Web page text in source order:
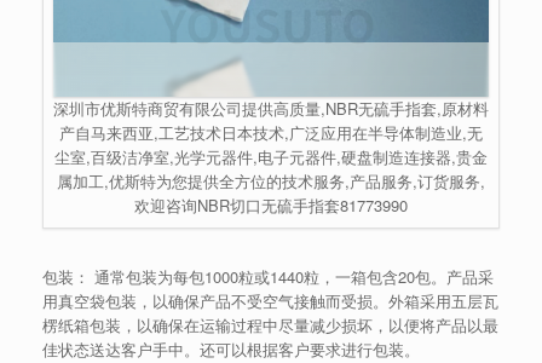
深圳市优斯特商贸有限公司提供高质量,NBR无硫手指套,原材料
产自马来西亚,工艺技术日本技术,广泛应用在半导体制造业,无
尘室,百级洁净室,光学元器件,电子元器件,硬盘制造连接器,贵金
属加工,优斯特为您提供全方位的技术服务,产品服务,订货服务,
欢迎咨询NBR切口无硫手指套81773990
包装： 通常包装为每包1000粒或1440粒，一箱包含20包。产品采
用真空袋包装，以确保产品不受空气接触而受损。外箱采用五层瓦
楞纸箱包装，以确保在运输过程中尽量减少损坏，以便将产品以最
佳状态送达客户手中。还可以根据客户要求进行包装。